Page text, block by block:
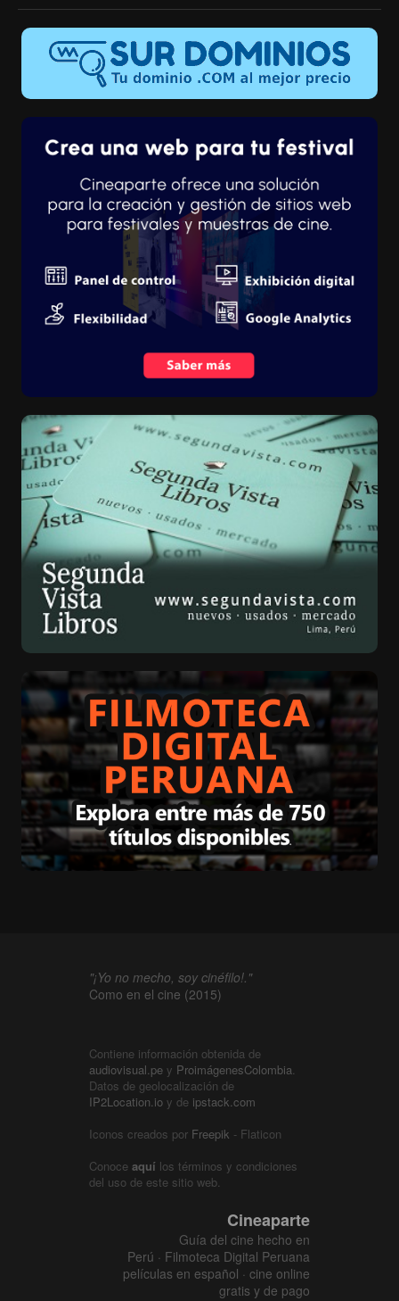
"¡Yo no mecho, soy cinéfilo!."
Como en el cine (2015)
Contiene información obtenida de
audiovisual.pe y ProimágenesColombia.
Datos de geolocalización de
IP2Location.io y de ipstack.com
Iconos creados por Freepik - Flaticon
Conoce aquí los términos y condiciones
del uso de este sitio web.
Cineaparte
Guía del cine hecho en
Perú · Filmoteca Digital Peruana
películas en español · cine online
gratis y de pago